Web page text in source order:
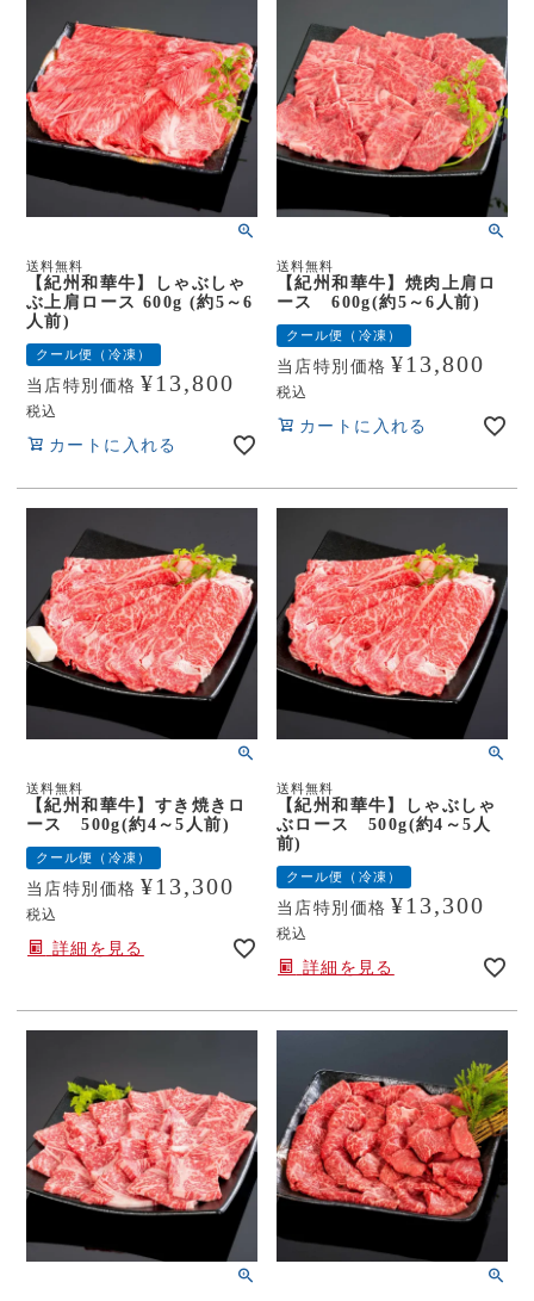
送料無料
【紀州和華牛】しゃぶしゃ
ぶ上肩ロース 600g (約5～6
人前)
クール便（冷凍）
当店特別価格 ¥13,800
税込
カートに入れる
送料無料
【紀州和華牛】焼肉上肩ロ
ース 600g(約5～6人前)
クール便（冷凍）
当店特別価格 ¥13,800
税込
カートに入れる
送料無料
【紀州和華牛】すき焼きロ
ース 500g(約4～5人前)
クール便（冷凍）
当店特別価格 ¥13,300
税込
詳細を見る
送料無料
【紀州和華牛】しゃぶしゃ
ぶロース 500g(約4～5人
前)
クール便（冷凍）
当店特別価格 ¥13,300
税込
詳細を見る